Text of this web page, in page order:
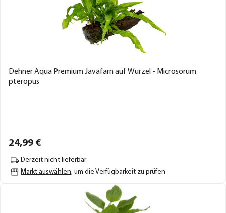
Dehner Aqua Premium Javafarn auf Wurzel - Microsorum
pteropus
24,99 €
Derzeit nicht lieferbar
Markt auswählen, um die Verfügbarkeit zu prüfen